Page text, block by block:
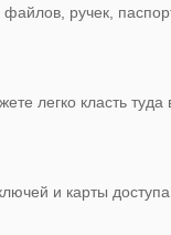
ручек,
легко класть
и карты